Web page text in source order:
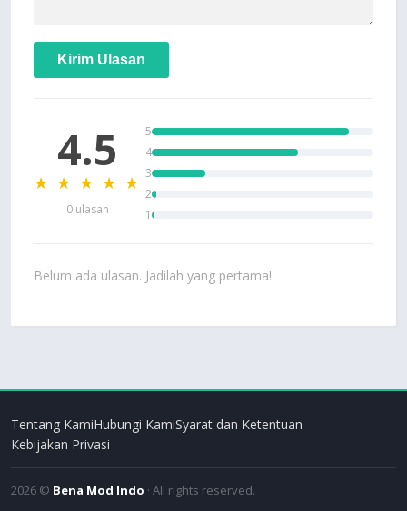
Kirim Ulasan
4.5
★ ★ ★ ★ ★
0 ulasan
5
4
3
2
1
Belum ada ulasan. Jadilah yang pertama!
Tentang KamiHubungi KamiSyarat dan Ketentuan
Kebijakan Privasi
2026 © Bena Mod Indo · All rights reserved.